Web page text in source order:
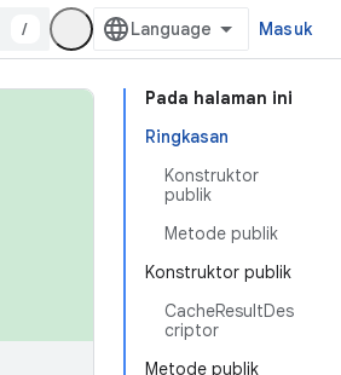
/ Masuk
Pada halaman ini
Ringkasan
Konstruktor
publik
Metode publik
Konstruktor publik
CacheResultDes
criptor
Metode publik